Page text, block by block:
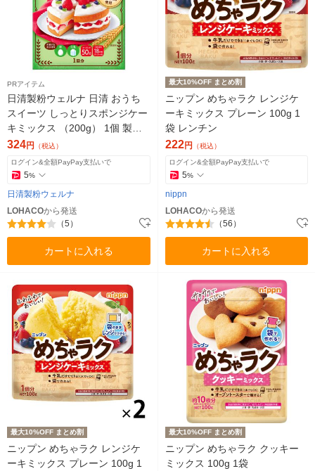
PRアイテム
日清製粉ウェルナ 日清 おうち
スイーツ しっとりスポンジケー
キミックス （200g） 1個 製菓
材 手作りお菓子
324円 （税込）
ログイン&全額PayPay支払いで
5%
日清製粉ウェルナ
LOHACOから発送
（5）
カートに入れる
最大10%OFF まとめ割
ニップン めちゃラク レンジケ
ーキミックス プレーン 100g 1
袋 レンチン
222円 （税込）
ログイン&全額PayPay支払いで
5%
nippn
LOHACOから発送
（56）
カートに入れる
最大10%OFF まとめ割
ニップン めちゃラク レンジケ
ーキミックス プレーン 100g 1
最大10%OFF まとめ割
ニップン めちゃラク クッキー
ミックス 100g 1袋